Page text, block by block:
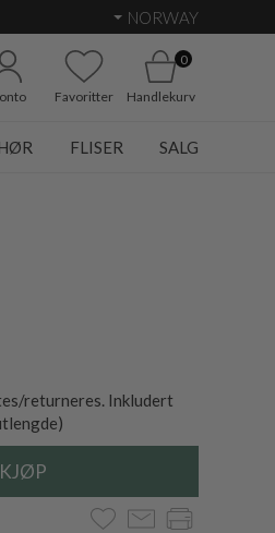
NORWAY
Favoritter
0
Handlekurv
FLISER SALG
returneres. Inkludert